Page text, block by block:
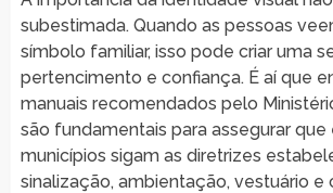
subestimada. Quando as pessoas
símbolo familiar, isso pode criar uma
pertencimento e confiança. É aí que
manuais recomendados pelo
são fundamentais para assegurar que
municípios sigam as diretrizes
sinalização, ambientação, vestuário e